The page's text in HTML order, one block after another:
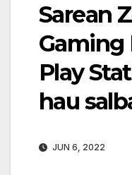
Sarean
Gaming
Play
hau
JUN 6, 2022